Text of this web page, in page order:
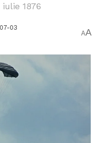
1876
03
AA